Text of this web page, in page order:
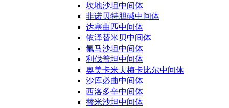
坎地沙坦中间体
非诺贝特胆碱中间体
达塞曲匹中间体
依泽替米贝中间体
氟马沙坦中间体
利伐普坦中间体
奥美卡米夫梅卡比尔中间体
沙库必曲中间体
西洛多辛中间体
替米沙坦中间体